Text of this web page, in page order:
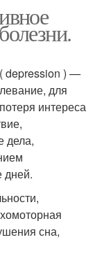
depression ) —
для
интереса
дела,
дней.
сна,